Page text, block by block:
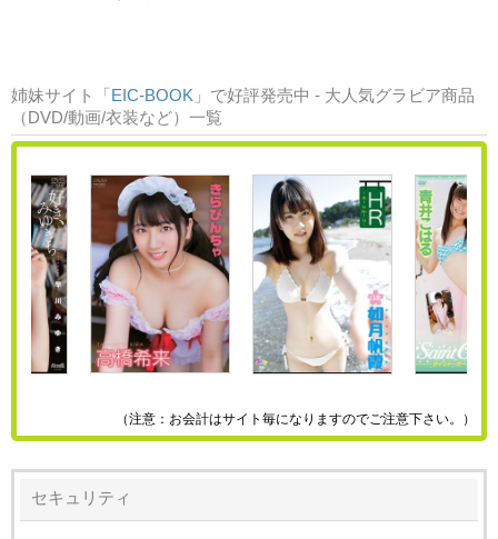
姉妹サイト「EIC-BOOK 」で好評発売中 - 大人気グラビア商品
（DVD/動画/衣装など）一覧
（注意：お会計はサイト毎になりますのでご注意下さい。）
セキュリティ